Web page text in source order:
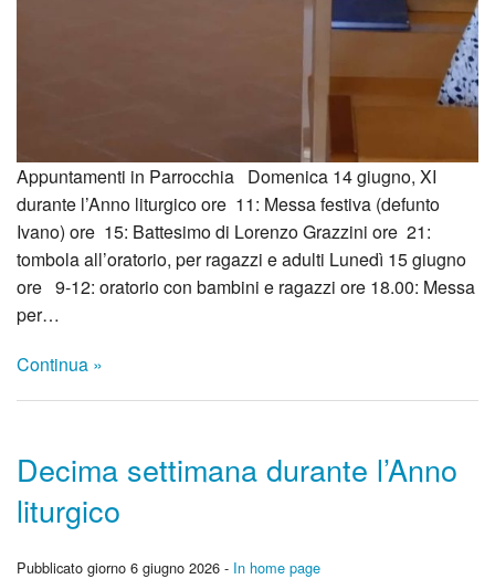
Appuntamenti in Parrocchia Domenica 14 giugno, XI
durante l’Anno liturgico ore 11: Messa festiva (defunto
Ivano) ore 15: Battesimo di Lorenzo Grazzini ore 21:
tombola all’oratorio, per ragazzi e adulti Lunedì 15 giugno
ore 9-12: oratorio con bambini e ragazzi ore 18.00: Messa
per…
Continua »
Decima settimana durante l’Anno
liturgico
Pubblicato giorno 6 giugno 2026 - In home page